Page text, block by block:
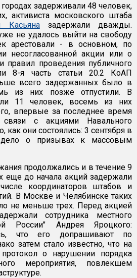
задерживали 48 человек,
активиста московского штаба
Касьяназадержали дважды.
не удалось выйти на свободу
арестовали - в основном, по
несогласованной акции или о
правил проведения публичного
8-я часть статьи 20.2 КоАП
всего задержанных было в
из них позже отпустили. В
11 человек, восемь из них
впервые за последнее время
с акциями Навального
как они состоялись: 3 сентября в
дело о призывах к массовым
продолжались и в течение 9
еще до начала акций задержали
координаторов штабов и
В Москве и Челябинске таких
не меньше трех. Перед акцией
сотрудника местного
России" Андрея Яроцкого:
что его допрашивают по
затем стало известно, что на
о нарушении порядка
мероприятия, повлекшем